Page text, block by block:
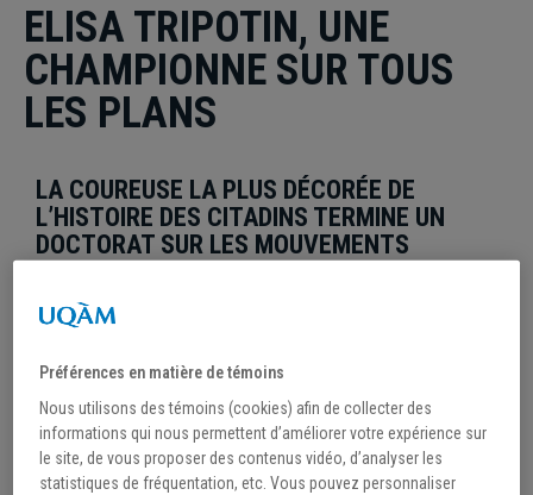
ELISA TRIPOTIN, UNE
CHAMPIONNE SUR TOUS
LES PLANS
LA COUREUSE LA PLUS DÉCORÉE DE
L’HISTOIRE DES CITADINS TERMINE UN
DOCTORAT SUR LES MOUVEMENTS
Elisa Tripotin
de brillante façon en remportant une médaille d’argent
au Championnat provincial d’athlétisme cet hiver. Au
cours des cinq dernières saisons, la doctorante en
sociologie a accumulé les honneurs tant en cross-
Préférences en matière de témoins
Nous utilisons des témoins (cookies) afin de collecter des
informations qui nous permettent d’améliorer votre expérience sur
le site, de vous proposer des contenus vidéo, d’analyser les
statistiques de fréquentation, etc. Vous pouvez personnaliser